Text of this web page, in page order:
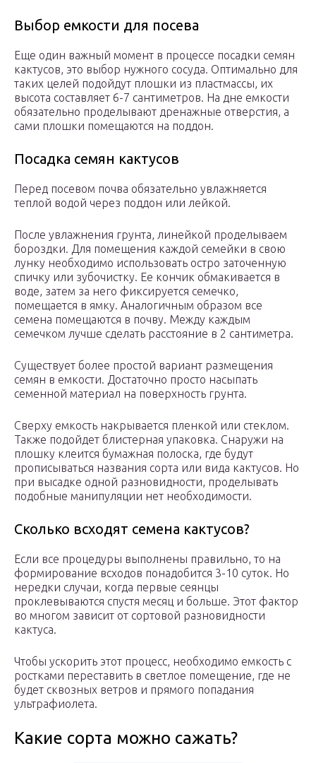
Выбор емкости для посева
Еще один важный момент в процессе посадки семян
кактусов, это выбор нужного сосуда. Оптимально для
таких целей подойдут плошки из пластмассы, их
высота составляет 6-7 сантиметров. На дне емкости
обязательно проделывают дренажные отверстия, а
сами плошки помещаются на поддон.
Посадка семян кактусов
Перед посевом почва обязательно увлажняется
теплой водой через поддон или лейкой.
После увлажнения грунта, линейкой проделываем
бороздки. Для помещения каждой семейки в свою
лунку необходимо использовать остро заточенную
спичку или зубочистку. Ее кончик обмакивается в
воде, затем за него фиксируется семечко,
помещается в ямку. Аналогичным образом все
семена помещаются в почву. Между каждым
семечком лучше сделать расстояние в 2 сантиметра.
Существует более простой вариант размещения
семян в емкости. Достаточно просто насыпать
семенной материал на поверхность грунта.
Сверху емкость накрывается пленкой или стеклом.
Также подойдет блистерная упаковка. Снаружи на
плошку клеится бумажная полоска, где будут
прописываться названия сорта или вида кактусов. Но
при высадке одной разновидности, проделывать
подобные манипуляции нет необходимости.
Сколько всходят семена кактусов?
Если все процедуры выполнены правильно, то на
формирование всходов понадобится 3-10 суток. Но
нередки случаи, когда первые сеянцы
проклевываются спустя месяц и больше. Этот фактор
во многом зависит от сортовой разновидности
кактуса.
Чтобы ускорить этот процесс, необходимо емкость с
ростками переставить в светлое помещение, где не
будет сквозных ветров и прямого попадания
ультрафиолета.
Какие сорта можно сажать?